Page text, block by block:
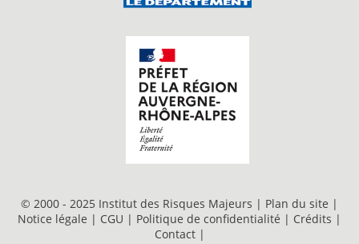
© 2000 - 2025 Institut des Risques Majeurs | Plan du site |
Notice légale | CGU | Politique de confidentialité | Crédits |
Contact |